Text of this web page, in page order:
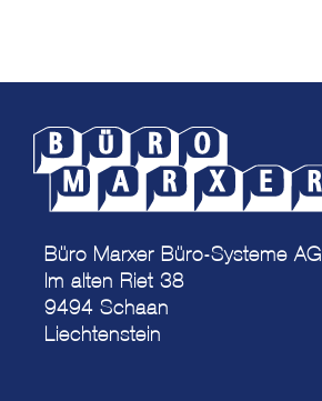
Büro Marxer Büro-Systeme AG
Im alten Riet 38
9494 Schaan
Liechtenstein